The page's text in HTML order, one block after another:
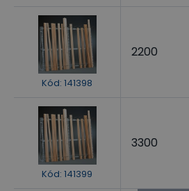
Kód: 141398
2200
Kód: 141399
3300